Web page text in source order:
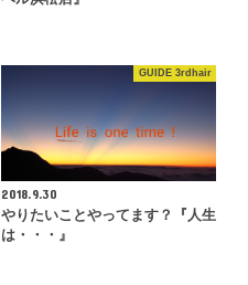
GUIDE 3rdhair
2018.9.30
やりたいことやってます？『人生
は・・・』